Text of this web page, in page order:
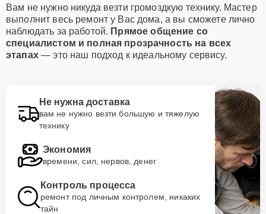
Вам не нужно никуда везти громоздкую технику. Мастер
выполнит весь ремонт у Вас дома, а вы сможете лично
наблюдать за работой. Прямое общение со
специалистом и полная прозрачность на всех
этапах— это наш подход к идеальному сервису.
Не нужна доставка
вам не нужно везти большую и тяжелую
технику
Экономия
времени, сил, нервов, денег
Контроль процесса
ремонт под личным контролем, никаких
тайн